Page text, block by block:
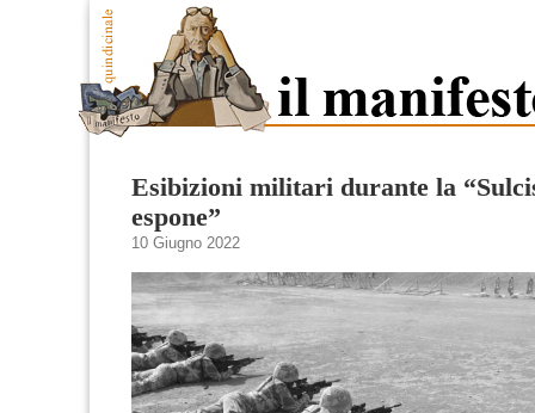
Esibizioni militari durante la
espone”
10 Giugno 2022